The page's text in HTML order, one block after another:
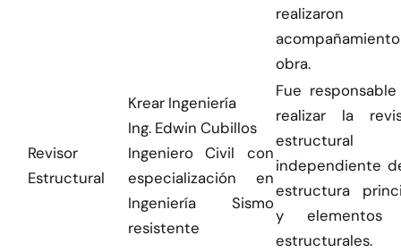
realizaron
obra.
Revisor
Estructural
Krear Ingeniería
Ing. Edwin Cubillos
Ingeniero Civil con
especialización en
Ingeniería Sismo
resistente
Fue
realizar la
estructural
independiente
estructura
y elementos
estructurales.